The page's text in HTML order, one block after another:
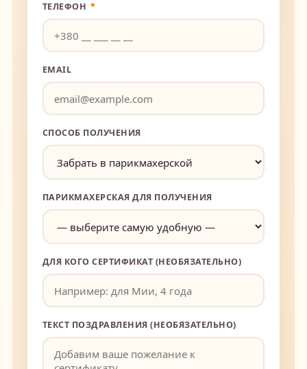
ТЕЛЕФОН *
EMAIL
СПОСОБ ПОЛУЧЕНИЯ
ПАРИКМАХЕРСКАЯ ДЛЯ ПОЛУЧЕНИЯ
ДЛЯ КОГО СЕРТИФИКАТ (НЕОБЯЗАТЕЛЬНО)
ТЕКСТ ПОЗДРАВЛЕНИЯ (НЕОБЯЗАТЕЛЬНО)